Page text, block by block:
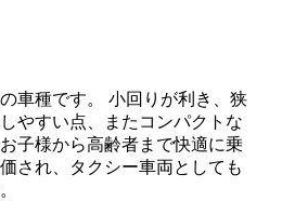
車種です。 小回りが利き、狭
やすい点、またコンパクトな
子様から高齢者まで快適に乗
され、タクシー車両としても